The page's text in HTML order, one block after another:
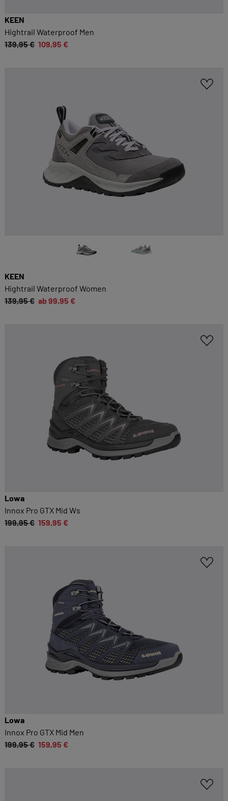
KEEN
Hightrail Waterproof Men
139,95 € 109,95 €
KEEN
Hightrail Waterproof Women
139,95 € ab 99,95 €
Lowa
Innox Pro GTX Mid Ws
199,95 € 159,95 €
Lowa
Innox Pro GTX Mid Men
199,95 € 159,95 €